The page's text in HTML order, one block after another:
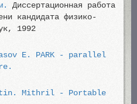
Диссертационная работа
кандидата физико-
1992
E. PARK - parallel
Mithril - Portable